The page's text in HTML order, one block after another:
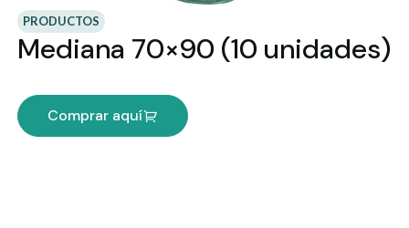
PRODUCTOS
Mediana 70×90 (10 unidades)
Comprar aquí